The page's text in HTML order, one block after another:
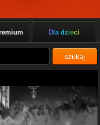
Dla dzieci
szukaj